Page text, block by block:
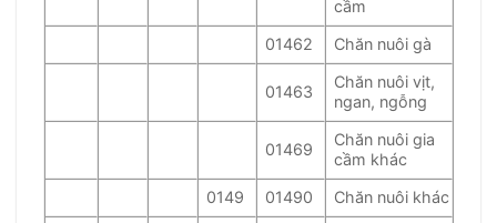
cầm
01462
Chăn nuôi gà
01463
Chăn nuôi vịt,
ngan, ngỗng
01469
Chăn nuôi gia
cầm khác
0149
01490 Chăn nuôi khác